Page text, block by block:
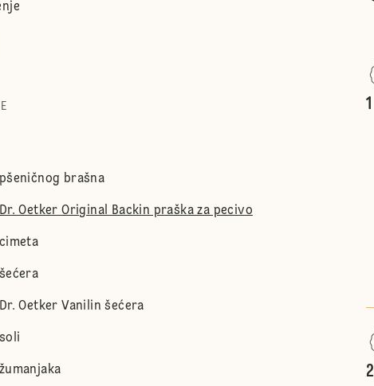
pšeničnog brašna
Dr. Oetker Original Backin praška za pecivo
cimeta
šećera
Dr. Oetker Vanilin šećera
soli
žumanjaka
1
2